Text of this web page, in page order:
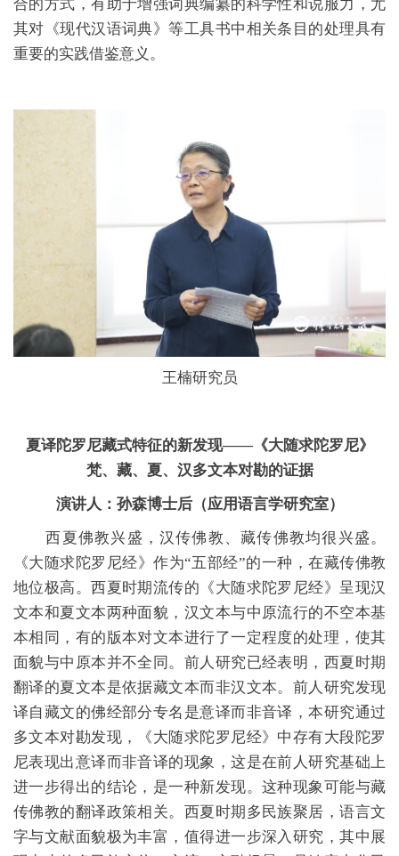
合的方式，有助于增强词典编纂的科学性和说服力，尤
其对《现代汉语词典》等工具书中相关条目的处理具有
重要的实践借鉴意义。
王楠研究员
夏译陀罗尼藏式特征的新发现——《大随求陀罗尼》
梵、藏、夏、汉多文本对勘的证据
演讲人：孙森博士后（应用语言学研究室）
西夏佛教兴盛，汉传佛教、藏传佛教均很兴盛。
《大随求陀罗尼经》作为“五部经”的一种，在藏传佛教
地位极高。西夏时期流传的《大随求陀罗尼经》呈现汉
文本和夏文本两种面貌，汉文本与中原流行的不空本基
本相同，有的版本对文本进行了一定程度的处理，使其
面貌与中原本并不全同。前人研究已经表明，西夏时期
翻译的夏文本是依据藏文本而非汉文本。前人研究发现
译自藏文的佛经部分专名是意译而非音译，本研究通过
多文本对勘发现，《大随求陀罗尼经》中存有大段陀罗
尼表现出意译而非音译的现象，这是在前人研究基础上
进一步得出的结论，是一种新发现。这种现象可能与藏
传佛教的翻译政策相关。西夏时期多民族聚居，语言文
字与文献面貌极为丰富，值得进一步深入研究，其中展